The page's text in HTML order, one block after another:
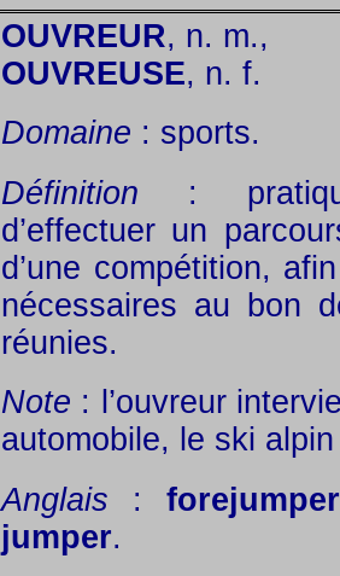
OUVREUR, n. m.,
OUVREUSE, n. f.
Domaine : sports.
Définition :
d’effectuer un
d’une compétition,
nécessaires au bon
réunies.
Note : l’ouvreur
automobile, le ski
Anglais :
jumper.